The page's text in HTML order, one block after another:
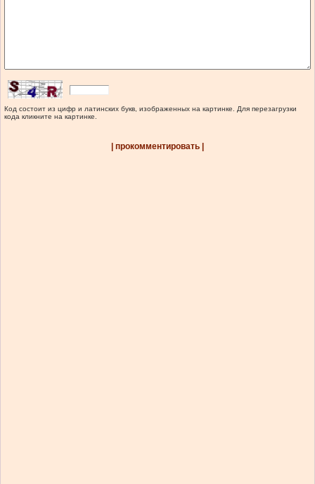
Код состоит из цифр и латинских букв, изображенных на картинке. Для перезагрузки
кода кликните на картинке.
| прокомментировать |